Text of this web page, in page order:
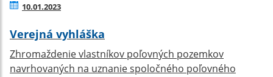
10.01.2023
Verejná vyhláška
Zhromaždenie vlastníkov poľovných pozemkov
navrhovaných na uznanie spoločného poľovného